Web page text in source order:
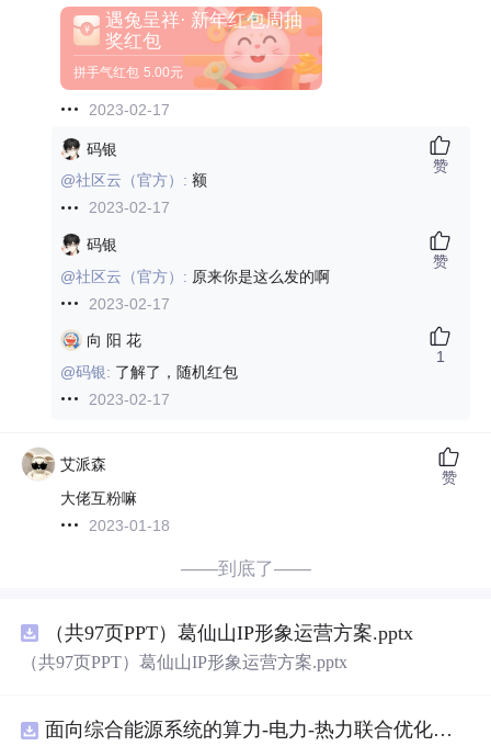
遇兔呈祥· 新年红包周抽
奖红包
拼手气红包 5.00元
2023-02-17
码银
@社区云（官方）:额
2023-02-17
赞
码银
@社区云（官方）: 原来你是这么发的啊
2023-02-17
赞
向 阳 花
@码银: 了解了，随机红包
2023-02-17
1
艾派森
大佬互粉嘛
2023-01-18
赞
——到底了——
（共97页PPT）葛仙山IP形象运营方案.pptx
（共97页PPT）葛仙山IP形象运营方案.pptx
面向综合能源系统的算力-电力-热力联合优化调度策略（Matlab代码实现）